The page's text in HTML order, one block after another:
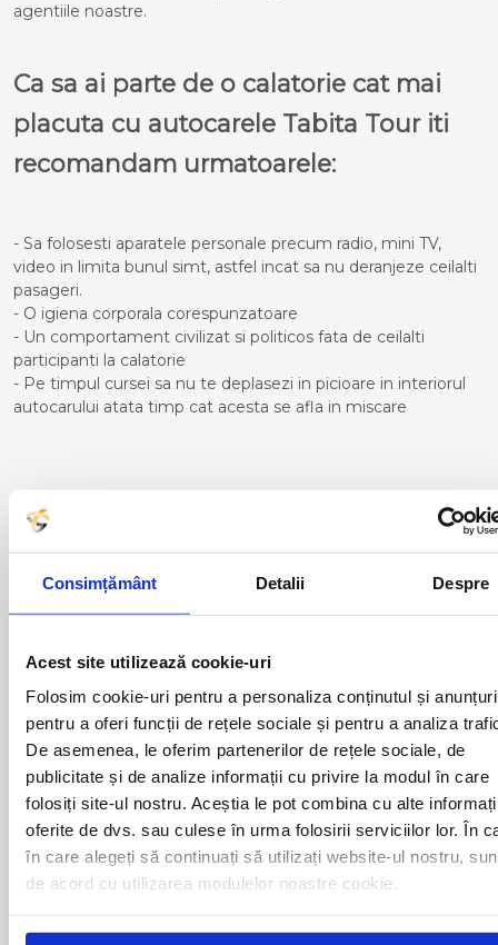
Consimțământ Detalii Despre
Acest site utilizează cookie-uri
Folosim cookie-uri pentru a personaliza conținutul și
pentru a oferi funcții de rețele sociale și pentru a analiza
De asemenea, le oferim partenerilor de rețele sociale, de
publicitate și de analize informații cu privire la modul în care
folosiți site-ul nostru. Aceștia le pot combina cu alte
oferite de dvs. sau culese în urma folosirii serviciilor lor. În
în care alegeți să continuați să utilizați website-ul nostru,
de acord cu utilizarea modulelor noastre cookie.
agentiile noastre.
Ca sa ai parte de o calatorie cat mai
placuta cu autocarele Tabita Tour iti
recomandam urmatoarele:
- Sa folosesti aparatele personale precum radio, mini TV,
video in limita bunul simt, astfel incat sa nu deranjeze ceilalti
pasageri.
- O igiena corporala corespunzatoare
- Un comportament civilizat si politicos fata de ceilalti
participanti la calatorie
- Pe timpul cursei sa nu te deplasezi in picioare in interiorul
autocarului atata timp cat acesta se afla in miscare
Curse din Romania catre
ROQUETAS DEL MAR:
ACAS
ALBA IULIA
ALEXANDRIA
ARAD
BACAU
BAIA MARE
BAILE HERCULANE
BAILESTI
BALS-IS
BALS-OT
BARCA
BECHET
LUGOJ
MEDIAS
MOINESTI
MOTCA
NUSFALAU
OLTENITA
ONESTI
ORADEA
ORSOVA
PASCANI
PERICEI
PETROSANI